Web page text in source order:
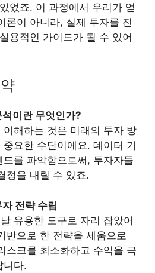
었죠. 이 과정에서 우리가 얻
론이 아니라, 실제 투자를 진
용적인 가이드가 될 수 있어
이란 무엇인가?
이해하는 것은 미래의 투자 방
요한 수단이에요. 데이터 기
드를 파악함으로써, 투자자들
정을 내릴 수 있죠.
전략 수립
유용한 도구로 자리 잡았어
반으로 한 전략을 세움으로
스크를 최소화하고 수익을 극
니다.